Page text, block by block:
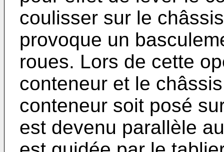
coulisser sur le
provoque un
roues. Lors de cette
conteneur et le
conteneur soit posé
est devenu parallèle